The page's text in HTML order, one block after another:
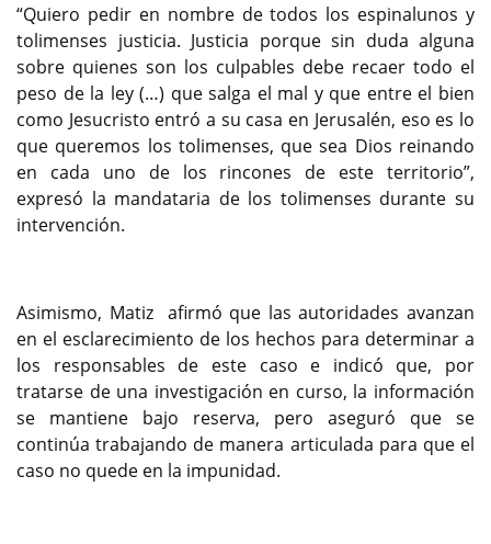
“Quiero pedir en nombre de todos los espinalunos y
tolimenses justicia. Justicia porque sin duda alguna
sobre quienes son los culpables debe recaer todo el
peso de la ley (…) que salga el mal y que entre el bien
como Jesucristo entró a su casa en Jerusalén, eso es lo
que queremos los tolimenses, que sea Dios reinando
en cada uno de los rincones de este territorio”,
expresó la mandataria de los tolimenses durante su
intervención.
Asimismo, Matiz afirmó que las autoridades avanzan
en el esclarecimiento de los hechos para determinar a
los responsables de este caso e indicó que, por
tratarse de una investigación en curso, la información
se mantiene bajo reserva, pero aseguró que se
continúa trabajando de manera articulada para que el
caso no quede en la impunidad.